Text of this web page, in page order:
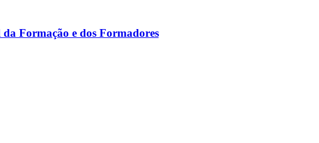
Formação e dos Formadores